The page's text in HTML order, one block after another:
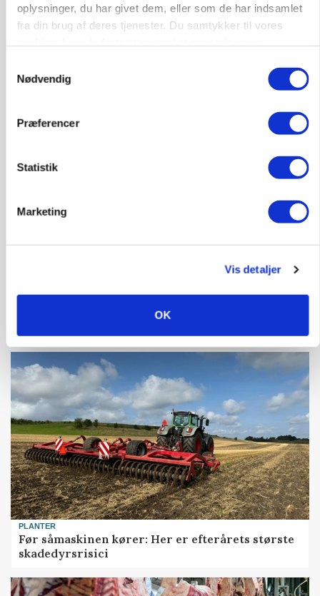
oplysninger, du har givet dem, eller som de har indsamlet
fra din brug af deres tjenester. Du samtykker til vores
Nødvendig
Præferencer
Statistik
Marketing
Vis detaljer
OK
Annonce
Folketinget behandler ny gødskningslov: Sådan
PLANTER
Før såmaskinen kører: Her er efterårets største
skadedyrsrisici